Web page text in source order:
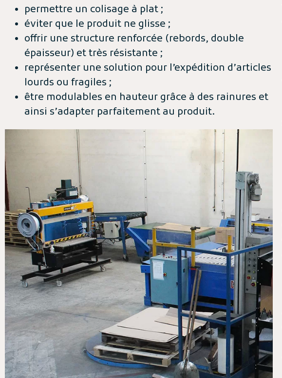
permettre un colisage à plat ;
éviter que le produit ne glisse ;
offrir une structure renforcée (rebords, double
épaisseur) et très résistante ;
représenter une solution pour l’expédition d’articles
lourds ou fragiles ;
être modulables en hauteur grâce à des rainures et
ainsi s’adapter parfaitement au produit.